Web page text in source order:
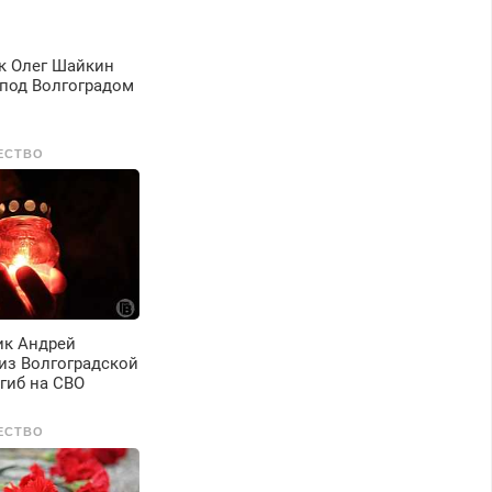
Олег Шайкин
Волгоградом
Андрей
Волгоградской
на СВО